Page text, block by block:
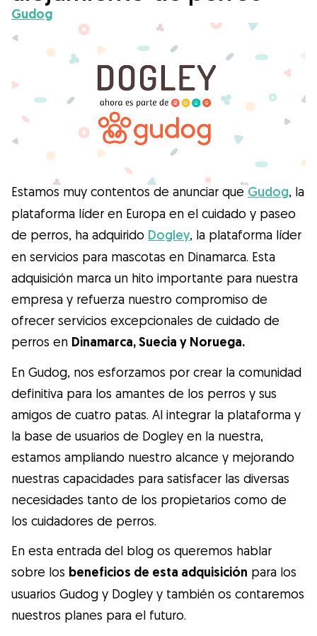
Salud
Accesorios
Educación Canina
Más contenido
Razas
Buscar cuidadores
¿Qué es Gudog?
Gudog es la forma más fácil de encontrar y
reservar con el cuidador de perros
perfecto. ¡Miles de cuidadores están
disponibles para cuidar de tu perro como si
fuera un miembro más de su familia! Todas
las reservas incluyen Cobertura Veterinaria
y cancelación gratuíta
Descubre Gudog
Gudog
Estamos muy contentos de anunciar que Gudog, la
plataforma líder en Europa en el cuidado y paseo
de perros, ha adquirido Dogley, la plataforma líder
en servicios para mascotas en Dinamarca. Esta
adquisición marca un hito importante para nuestra
empresa y refuerza nuestro compromiso de
ofrecer servicios excepcionales de cuidado de
perros en Dinamarca, Suecia y Noruega.
En Gudog, nos esforzamos por crear la comunidad
definitiva para los amantes de los perros y sus
amigos de cuatro patas. Al integrar la plataforma y
la base de usuarios de Dogley en la nuestra,
estamos ampliando nuestro alcance y mejorando
nuestras capacidades para satisfacer las diversas
necesidades tanto de los propietarios como de
los cuidadores de perros.
En esta entrada del blog os queremos hablar
sobre los beneficios de esta adquisición para los
usuarios Gudog y Dogley y también os contaremos
nuestros planes para el futuro.